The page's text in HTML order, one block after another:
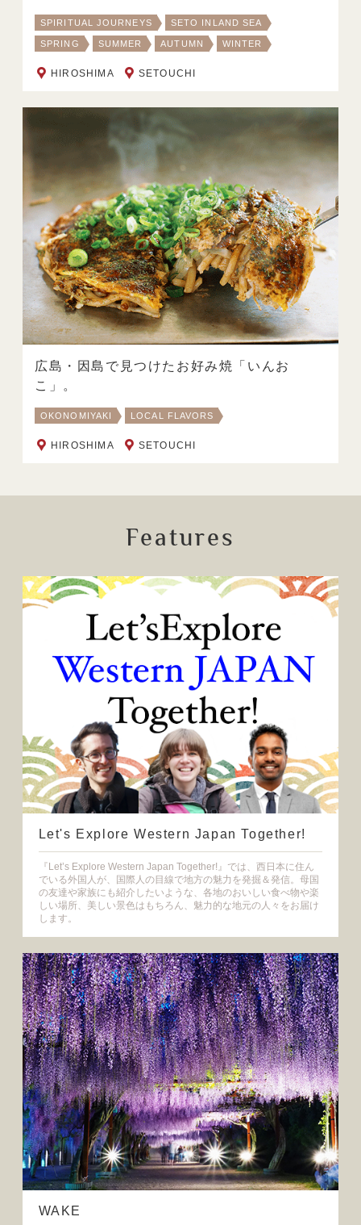
SPIRITUAL JOURNEYS SETO INLAND SEA
SPRING SUMMER AUTUMN WINTER
HIROSHIMA SETOUCHI
広島・因島で見つけたお好み焼「いんお
こ」。
OKONOMIYAKI LOCAL FLAVORS
HIROSHIMA SETOUCHI
Features
Let's Explore Western Japan Together!
『Let’s Explore Western Japan Together!』では、西日本に住ん
でいる外国人が、国際人の目線で地方の魅力を発掘＆発信。母国
の友達や家族にも紹介したいような、各地のおいしい食べ物や楽
しい場所、美しい景色はもちろん、魅力的な地元の人々をお届け
します。
WAKE